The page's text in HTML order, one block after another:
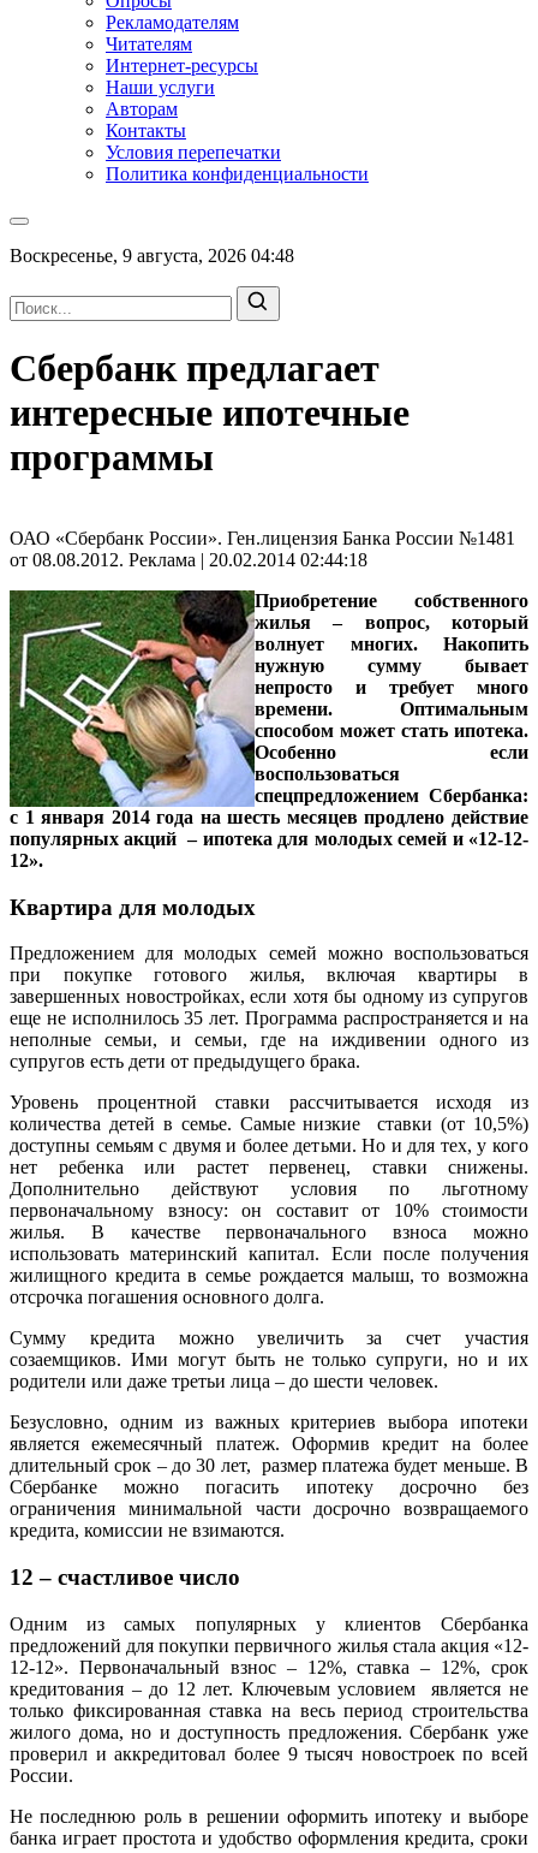
Рекламодателям
Читателям
Интернет-ресурсы
Наши услуги
Авторам
Контакты
Условия перепечатки
Политика конфиденциальности
Воскресенье, 9 августа, 2026 04:48
Сбербанк предлагает
интересные ипотечные
программы
ОАО «Сбербанк России». Ген.лицензия Банка России №1481
от 08.08.2012. Реклама | 20.02.2014 02:44:18
Приобретение собственного
жилья – вопрос, который
волнует многих. Накопить
нужную сумму бывает
непросто и требует много
времени. Оптимальным
способом может стать ипотека.
Особенно если
воспользоваться
спецпредложением Сбербанка:
с 1 января 2014 года на шесть месяцев продлено действие
популярных акций – ипотека для молодых семей и «12-12-
12».
Квартира для молодых
Предложением для молодых семей можно воспользоваться
при покупке готового жилья, включая квартиры в
завершенных новостройках, если хотя бы одному из супругов
еще не исполнилось 35 лет. Программа распространяется и на
неполные семьи, и семьи, где на иждивении одного из
супругов есть дети от предыдущего брака.
Уровень процентной ставки рассчитывается исходя из
количества детей в семье. Самые низкие ставки (от 10,5%)
доступны семьям с двумя и более детьми. Но и для тех, у кого
нет ребенка или растет первенец, ставки снижены.
Дополнительно действуют условия по льготному
первоначальному взносу: он составит от 10% стоимости
жилья. В качестве первоначального взноса можно
использовать материнский капитал. Если после получения
жилищного кредита в семье рождается малыш, то возможна
отсрочка погашения основного долга.
Сумму кредита можно увеличить за счет участия
созаемщиков. Ими могут быть не только супруги, но и их
родители или даже третьи лица – до шести человек.
Безусловно, одним из важных критериев выбора ипотеки
является ежемесячный платеж. Оформив кредит на более
длительный срок – до 30 лет, размер платежа будет меньше. В
Сбербанке можно погасить ипотеку досрочно без
ограничения минимальной части досрочно возвращаемого
кредита, комиссии не взимаются.
12 – счастливое число
Одним из самых популярных у клиентов Сбербанка
предложений для покупки первичного жилья стала акция «12-
12-12». Первоначальный взнос – 12%, ставка – 12%, срок
кредитования – до 12 лет. Ключевым условием является не
только фиксированная ставка на весь период строительства
жилого дома, но и доступность предложения. Сбербанк уже
проверил и аккредитовал более 9 тысяч новостроек по всей
России.
Не последнюю роль в решении оформить ипотеку и выборе
банка играет простота и удобство оформления кредита, сроки